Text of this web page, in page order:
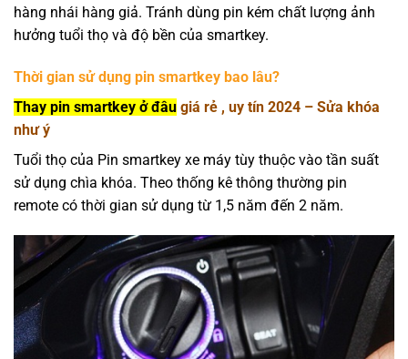
hàng nhái hàng giả. Tránh dùng pin kém chất lượng ảnh
hưởng tuổi thọ và độ bền của smartkey.
Thời gian sử dụng pin smartkey bao lâu?
Thay pin smartkey ở đâu giá rẻ , uy tín 2024 – Sửa khóa
như ý
Tuổi thọ của Pin smartkey xe máy tùy thuộc vào tần suất
sử dụng chìa khóa. Theo thống kê thông thường pin
remote có thời gian sử dụng từ 1,5 năm đến 2 năm.